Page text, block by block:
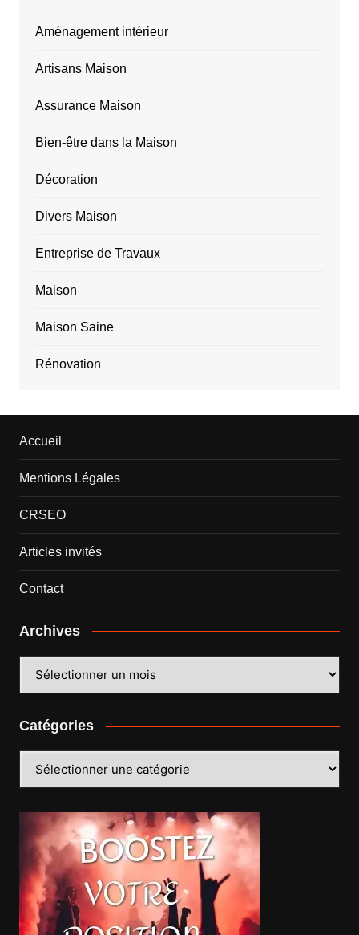
Aménagement intérieur
Artisans Maison
Assurance Maison
Bien-être dans la Maison
Décoration
Divers Maison
Entreprise de Travaux
Maison
Maison Saine
Rénovation
Accueil
Mentions Légales
CRSEO
Articles invités
Contact
Archives
Catégories